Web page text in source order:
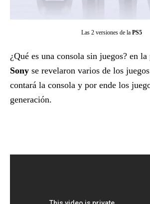
Las 2 versiones de la PS5
¿Qué es una consola sin juegos? en
Sony se revelaron varios de los
contará la consola y por ende los
generación.